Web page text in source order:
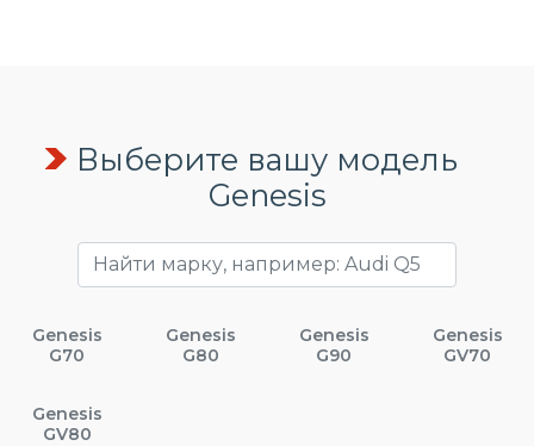
Выберите вашу модель
Genesis
Genesis
G70
Genesis
G80
Genesis
G90
Genesis
GV70
Genesis
GV80